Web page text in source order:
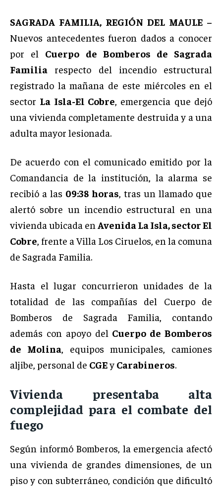
SAGRADA FAMILIA, REGIÓN DEL MAULE –
Nuevos antecedentes fueron dados a conocer
por el Cuerpo de Bomberos de Sagrada
Familia respecto del incendio estructural
registrado la mañana de este miércoles en el
sector La Isla-El Cobre, emergencia que dejó
una vivienda completamente destruida y a una
adulta mayor lesionada.
De acuerdo con el comunicado emitido por la
Comandancia de la institución, la alarma se
recibió a las 09:38 horas, tras un llamado que
alertó sobre un incendio estructural en una
vivienda ubicada en Avenida La Isla, sector El
Cobre, frente a Villa Los Ciruelos, en la comuna
de Sagrada Familia.
Hasta el lugar concurrieron unidades de la
totalidad de las compañías del Cuerpo de
Bomberos de Sagrada Familia, contando
además con apoyo del Cuerpo de Bomberos
de Molina, equipos municipales, camiones
aljibe, personal de CGEy Carabineros.
Vivienda presentaba alta
complejidad para el combate del
fuego
Según informó Bomberos, la emergencia afectó
una vivienda de grandes dimensiones, de un
piso y con subterráneo, condición que dificultó